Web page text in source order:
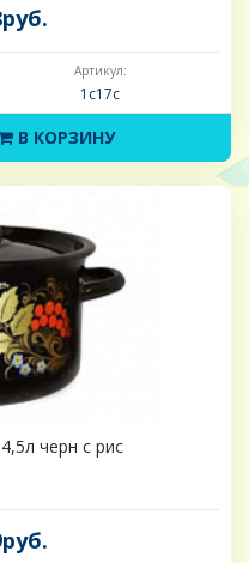
Артикул:
1с17с
В КОРЗИНУ
черн с рис